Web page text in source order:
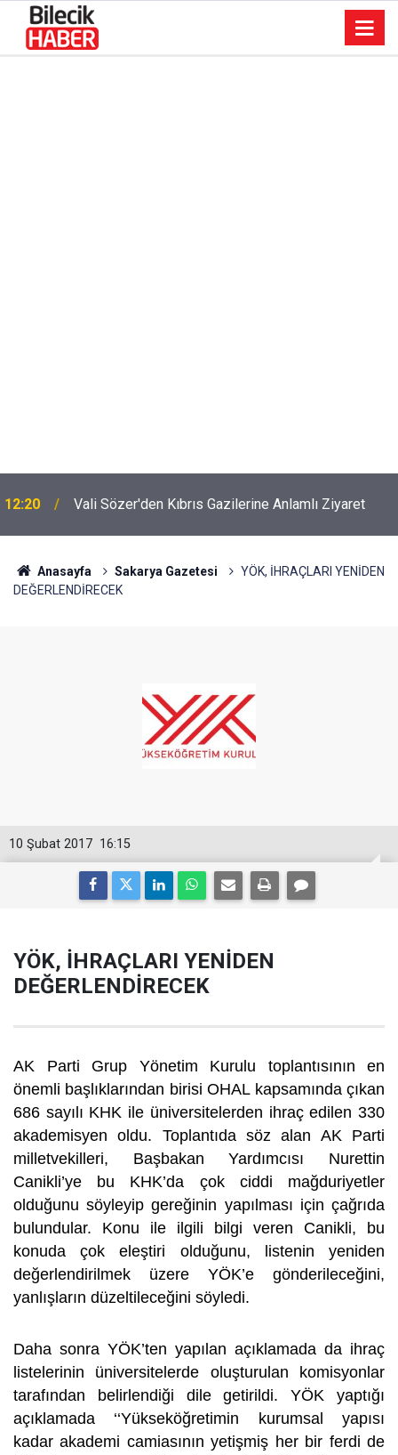
12:20 Vali Sözer'den Kıbrıs Gazilerine Anlamlı Ziyaret
Anasayfa Sakarya Gazetesi
YÖK, İHRAÇLARI YENİDEN
DEĞERLENDİRECEK
16:15
10 Şubat 2017
YÖK, İHRAÇLARI YENİDEN
DEĞERLENDİRECEK
AK Parti Grup Yönetim Kurulu toplantısının en
önemli başlıklarından birisi OHAL kapsamında çıkan
686 sayılı KHK ile üniversitelerden ihraç edilen 330
akademisyen oldu. Toplantıda söz alan AK Parti
milletvekilleri, Başbakan Yardımcısı Nurettin
Canikli’ye bu KHK’da çok ciddi mağduriyetler
olduğunu söyleyip gereğinin yapılması için çağrıda
bulundular. Konu ile ilgili bilgi veren Canikli, bu
konuda çok eleştiri olduğunu, listenin yeniden
değerlendirilmek üzere YÖK’e gönderileceğini,
yanlışların düzeltileceğini söyledi.
Daha sonra YÖK’ten yapılan açıklamada da ihraç
listelerinin üniversitelerde oluşturulan komisyonlar
tarafından belirlendiği dile getirildi. YÖK yaptığı
açıklamada ‘‘Yükseköğretimin kurumsal yapısı
kadar akademi camiasının yetişmiş her bir ferdi de